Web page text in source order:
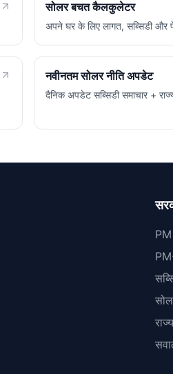
सोलर बचत कैलकुलेटर
अपने घर के लिए लागत, सब्सिडी और
नवीनतम सोलर नीति अपडेट
दैनिक अपडेट सब्सिडी समाचार +